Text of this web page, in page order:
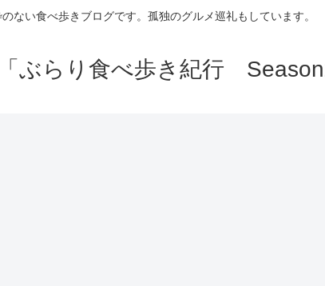
ない食べ歩きブログです。孤独のグルメ巡礼もしています。
ぶらり食べ歩き紀行